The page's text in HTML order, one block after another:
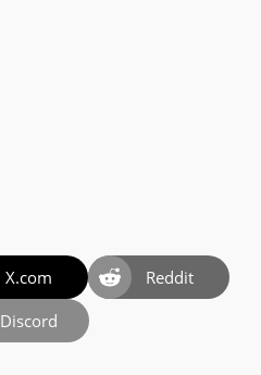
X.com
Reddit
Discord